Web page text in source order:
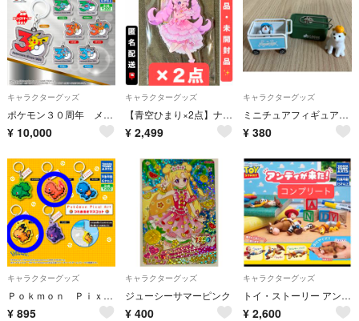
キャラクターグッズ
ポケモン３０周年 メタルチャームマスコット第一弾コンプリート
¥ 10,000
キャラクターグッズ
【青空ひまり×2点】ナムコ限定 映画 ひみつのアイプリ アクリルスタンド
¥ 2,499
キャラクターグッズ
ミニチュアフィギュア まとめ売り 3点セット コレクション シリーズ ガチャ
¥ 380
キャラクターグッズ
Ｐｏｋｍｏｎ Ｐｉｘｅｌ Ａｒｔ つれあるきマスコット
¥ 895
キャラクターグッズ
ジューシーサマーピンク
¥ 400
キャラクターグッズ
トイ・ストーリー アンディが来た！ フィギュア 全4種コンプリートセット
¥ 2,600